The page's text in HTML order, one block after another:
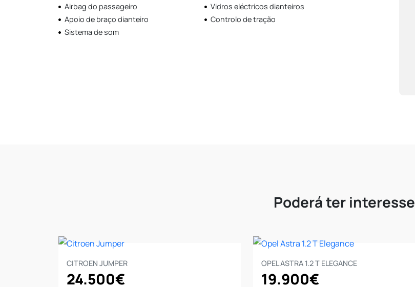
Airbag do passageiro
Vidros eléctricos dianteiros
Apoio de braço dianteiro
Controlo de tração
Sistema de som
Poderá ter interesse
CITROEN JUMPER
24.500€
OPEL ASTRA 1.2 T ELEGANCE
19.900€